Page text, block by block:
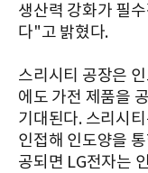
생산력 강화가 필
다"고 밝혔다.
스리시티 공장은
에도 가전 제품을
기대된다. 스리시
인접해 인도양을
공되면 LG전자는